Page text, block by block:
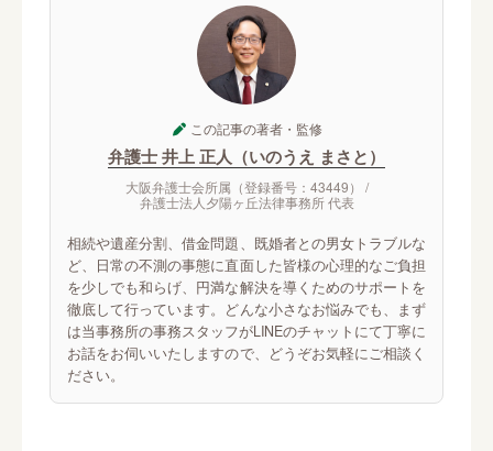
この記事の著者・監修
弁護士 井上 正人（いのうえ まさと）
大阪弁護士会所属（登録番号：43449） /
弁護士法人夕陽ヶ丘法律事務所 代表
相続や遺産分割、借金問題、既婚者との男女トラブルな
ど、日常の不測の事態に直面した皆様の心理的なご負担
を少しでも和らげ、円満な解決を導くためのサポートを
徹底して行っています。どんな小さなお悩みでも、まず
は当事務所の事務スタッフがLINEのチャットにて丁寧に
お話をお伺いいたしますので、どうぞお気軽にご相談く
ださい。